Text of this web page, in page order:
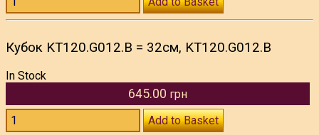
Кубок KT120.G012.B = 32см, KT120.G012.B
In Stock
645.00 грн
Add to Basket